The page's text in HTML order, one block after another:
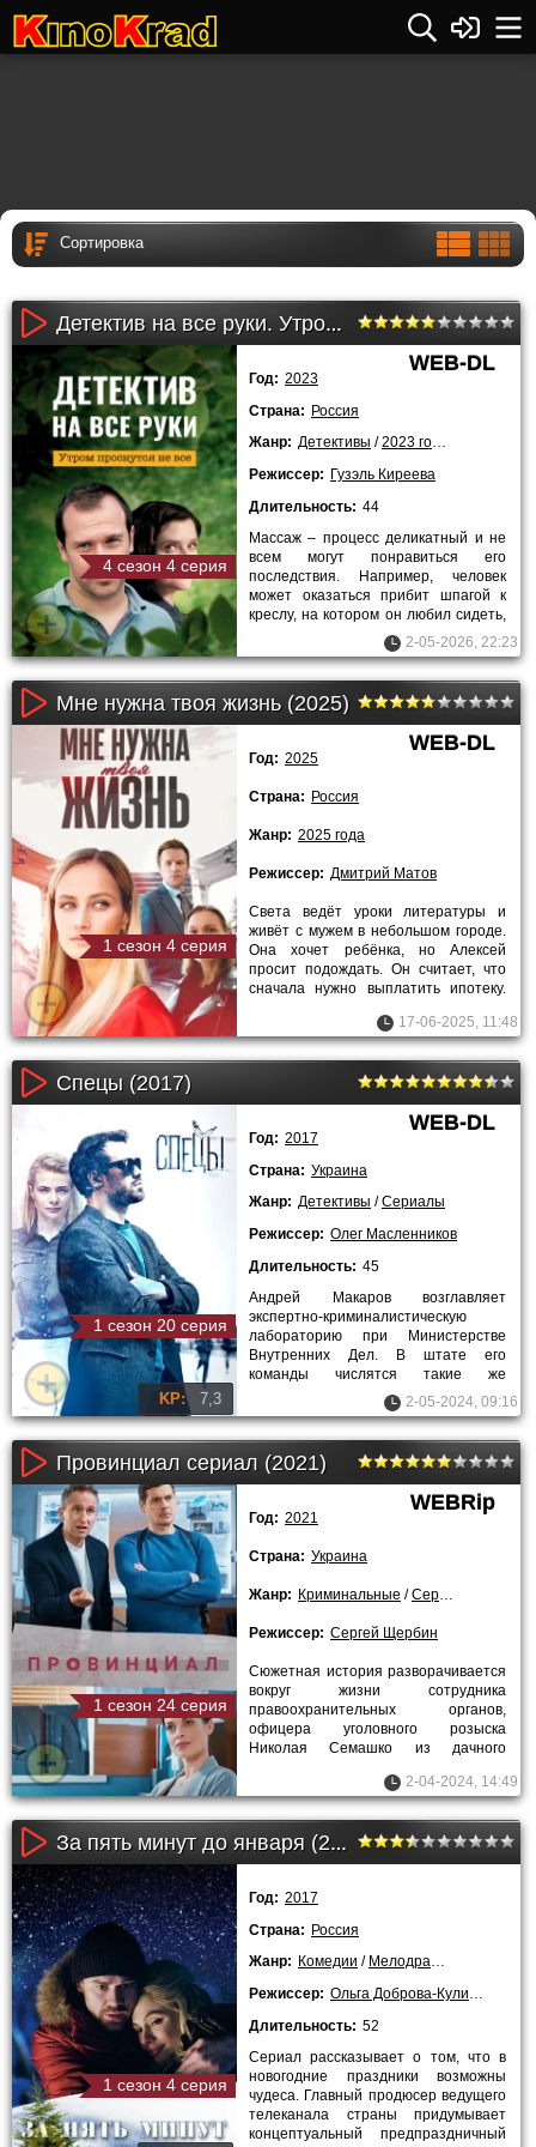
Детектив на все руки. Утром проснутся не все (2023)
4 сезон 4 серия
WEB-DL
Год: 2023
Страна: Россия
Жанр: Детективы /2023 года
Режиссер: Гузэль Киреева
Длительность: 44
Массаж – процесс деликатный и не
всем могут понравиться его
последствия. Например, человек
может оказаться прибит шпагой к
креслу, на котором он любил сидеть,
и кто в этом виноват – 2-05-2026, 22:23
Мне нужна твоя жизнь (2025)
1 сезон 4 серия
WEB-DL
Год: 2025
Страна: Россия
Жанр: 2025 года
Режиссер: Дмитрий Матов
Света ведёт уроки литературы и
живёт с мужем в небольшом городе.
Она хочет ребёнка, но Алексей
просит подождать. Он считает, что
сначала нужно выплатить ипотеку.
17-06-2025, 11:48
Спецы (2017)
1 сезон 20 серия
KP: 7,3
WEB-DL
Год: 2017
Страна: Украина
Жанр: Детективы /Сериалы
Режиссер: Олег Масленников
Длительность: 45
Андрей Макаров возглавляет
экспертно-криминалистическую
лабораторию при Министерстве
Внутренних Дел. В штате его
команды числятся такие же
профессионалы, как и он сам. В их
числе эксперт
2-05-2024, 09:16
Провинциал сериал (2021)
1 сезон 24 серия
WEBRip
Год: 2021
Страна: Украина
Жанр: Криминальные /Сериалы
Режиссер: Сергей Щербин
Сюжетная история разворачивается
вокруг жизни сотрудника
правоохранительных органов,
офицера уголовного розыска
Николая Семашко из дачного
переводится в городское2-04-2024, 14:49
За пять минут до января (2017)
1 сезон 4 серия
Год: 2017
Страна: Россия
Жанр: Комедии / Мелодрамы
Режиссер:
Ольга Доброва-Куликова
Длительность: 52
Сериал рассказывает о том, что в
новогодние праздники возможны
чудеса. Главный продюсер ведущего
телеканала страны придумывает
концептуальный предпраздничный